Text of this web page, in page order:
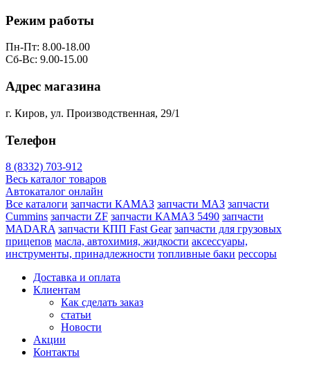
Режим работы
Пн-Пт: 8.00-18.00
Сб-Вс: 9.00-15.00
Адрес магазина
г. Киров, ул. Производственная, 29/1
Телефон
8 (8332) 703-912
Весь каталог товаров
Автокаталог онлайн
Все каталоги запчасти КАМАЗ запчасти МАЗ запчасти
Cummins запчасти ZF запчасти КАМАЗ 5490 запчасти
MADARA запчасти КПП Fast Gear запчасти для грузовых
прицепов масла, автохимия, жидкости аксессуары,
инструменты, принадлежности топливные баки рессоры
Доставка и оплата
Клиентам
Как сделать заказ
статьи
Новости
Акции
Контакты